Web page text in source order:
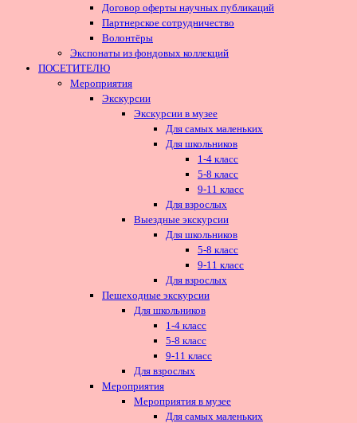
Договор оферты научных публикаций
Партнерское сотрудничество
Волонтёры
Экспонаты из фондовых коллекций
ПОСЕТИТЕЛЮ
Мероприятия
Экскурсии
Экскурсии в музее
Для самых маленьких
Для школьников
1-4 класс
5-8 класс
9-11 класс
Для взрослых
Выездные экскурсии
Для школьников
5-8 класс
9-11 класс
Для взрослых
Пешеходные экскурсии
Для школьников
1-4 класс
5-8 класс
9-11 класс
Для взрослых
Мероприятия
Мероприятия в музее
Для самых маленьких